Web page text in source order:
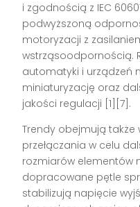
i zgodnością z IEC
podwyższoną
motoryzacji z
wstrząsoodpornością.
automatyki i urządzeń
miniaturyzację oraz
jakości regulacji [1][7].
Trendy obejmują także
przełączania w celu
rozmiarów elementów
dopracowane pętle
stabilizują napięcie